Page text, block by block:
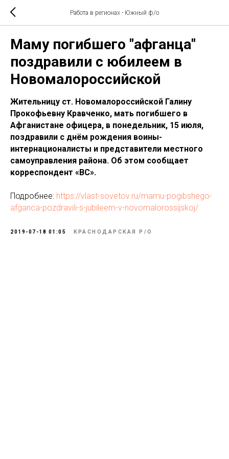
Работа в регионах - Южный ф/о
Маму погибшего "афганца"
поздравили с юбилеем в
Новомалороссийской
Жительницу ст. Новомалороссийской Галину
Прокофьевну Кравченко, мать погибшего в
Афганистане офицера, в понедельник, 15 июля,
поздравили с днём рождения воины-
интернационалисты и представители местного
самоуправления района. Об этом сообщает
корреспондент «ВС».
Подробнее: https://vlast-sovetov.ru/mamu-pogibshego-
afganca-pozdravili-s-jubileem-v-novomalorossijskoj/
2019-07-18 01:05 КРАСНОДАРСКАЯ Р/О